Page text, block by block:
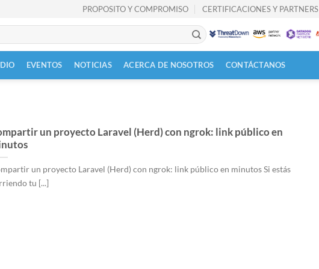
PROPOSITO Y COMPROMISO CERTIFICACIONES Y PARTNERS
EVENTOS NOTICIAS ACERCA DE NOSOTROS CONTÁCTANOS
un proyecto Laravel (Herd) con ngrok: link público en
un proyecto Laravel (Herd) con ngrok: link público en minutos Si estás
tu [...]